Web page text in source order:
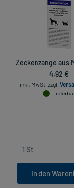
Zeckenzange aus
4,92 €
inkl. MwSt. zzgl.
In den